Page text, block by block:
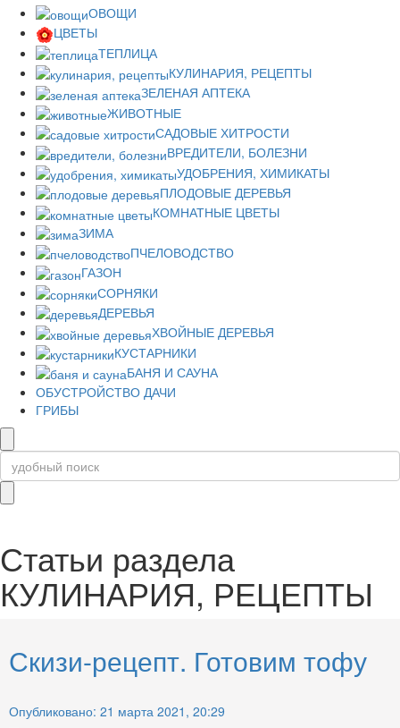
ОВОЩИ
ЦВЕТЫ
ТЕПЛИЦА
КУЛИНАРИЯ, РЕЦЕПТЫ
ЗЕЛЕНАЯ АПТЕКА
ЖИВОТНЫЕ
САДОВЫЕ ХИТРОСТИ
ВРЕДИТЕЛИ, БОЛЕЗНИ
УДОБРЕНИЯ, ХИМИКАТЫ
ПЛОДОВЫЕ ДЕРЕВЬЯ
КОМНАТНЫЕ ЦВЕТЫ
ЗИМА
ПЧЕЛОВОДСТВО
ГАЗОН
СОРНЯКИ
ДЕРЕВЬЯ
ХВОЙНЫЕ ДЕРЕВЬЯ
КУСТАРНИКИ
БАНЯ И САУНА
ОБУСТРОЙСТВО ДАЧИ
ГРИБЫ
Статьи раздела
КУЛИНАРИЯ, РЕЦЕПТЫ
Скизи-рецепт. Готовим тофу
Опубликовано: 21 марта 2021, 20:29